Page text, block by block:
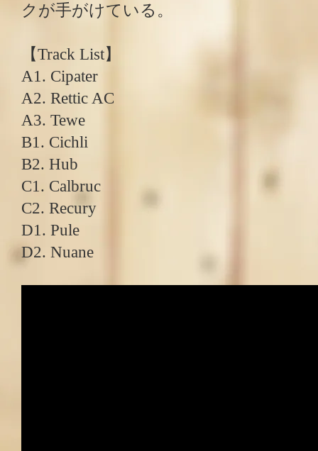
クが手がけている。
【Track List】
A1. Cipater
A2. Rettic AC
A3. Tewe
B1. Cichli
B2. Hub
C1. Calbruc
C2. Recury
D1. Pule
D2. Nuane